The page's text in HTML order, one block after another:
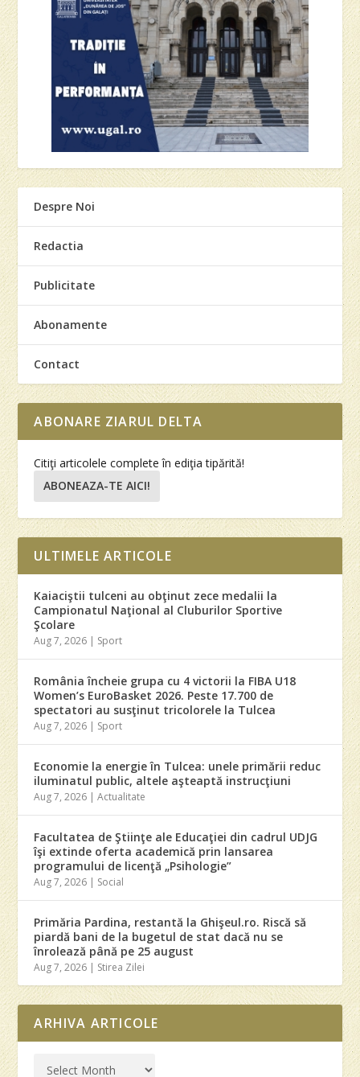
Despre Noi
Redactia
Publicitate
Abonamente
Contact
ABONARE ZIARUL DELTA
Citiţi articolele complete în ediţia tipărită!
ABONEAZA-TE AICI!
ULTIMELE ARTICOLE
Kaiaciştii tulceni au obţinut zece medalii la
Campionatul Naţional al Cluburilor Sportive
Şcolare
Aug 7, 2026 | Sport
România încheie grupa cu 4 victorii la FIBA U18
Women’s EuroBasket 2026. Peste 17.700 de
spectatori au susţinut tricolorele la Tulcea
Aug 7, 2026 | Sport
Economie la energie în Tulcea: unele primării reduc
iluminatul public, altele aşteaptă instrucţiuni
Aug 7, 2026 |Actualitate
Facultatea de Ştiinţe ale Educaţiei din cadrul UDJG
îşi extinde oferta academică prin lansarea
programului de licenţă „Psihologie”
Aug 7, 2026 | Social
Primăria Pardina, restantă la Ghişeul.ro. Riscă să
piardă bani de la bugetul de stat dacă nu se
înrolează până pe 25 august
Aug 7, 2026 | Stirea Zilei
ARHIVA ARTICOLE